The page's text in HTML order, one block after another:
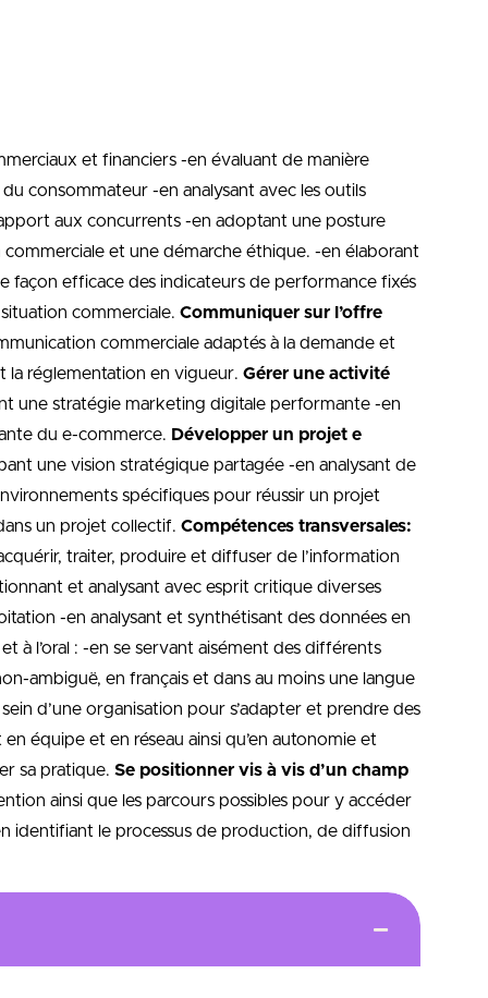
et financiers -en évaluant de manière
consommateur -en analysant avec les outils
aux concurrents -en adoptant une posture
et une démarche éthique. -en élaborant
façon efficace des indicateurs de performance fixés
commerciale. Communiquer sur l’offre
commerciale adaptés à la demande et
la réglementation en vigueur. Gérer une activité
une stratégie marketing digitale performante -en
du e-commerce. Développer un projet e
une vision stratégique partagée -en analysant de
spécifiques pour réussir un projet
un projet collectif. Compétences transversales:
traiter, produire et diffuser de l’information
et analysant avec esprit critique diverses
-en analysant et synthétisant des données en
à l’oral : -en se servant aisément des différents
ambiguë, en français et dans au moins une langue
d’une organisation pour s’adapter et prendre des
équipe et en réseau ainsi qu’en autonomie et
sa pratique. Se positionner vis à vis d’un champ
ainsi que les parcours possibles pour y accéder
identifiant le processus de production, de diffusion